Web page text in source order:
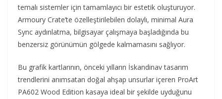
temalı sistemler için tamamlayıcı bir estetik oluşturuyor.
Armoury Crate’te özelleştirilebilen dolaylı, minimal Aura
Sync aydınlatma, bilgisayar çalışmaya başladığında bu
benzersiz görünümün gölgede kalmamasını sağlıyor.
Bu grafik kartlarının, önceki yılların İskandinav tasarım
trendlerini anımsatan doğal ahşap unsurlar içeren ProArt
PA602 Wood Edition kasaya ideal bir şekilde uyduğunu